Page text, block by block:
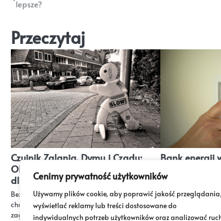
Cenimy prywatność użytkowników
Używamy plików cookie, aby poprawić jakość przeglądania,
wyświetlać reklamy lub treści dostosowane do
indywidualnych potrzeb użytkowników oraz analizować
wpisu
lepsze?
Przeczytaj
Czujnik Zalania, Dymu i Czadu:
Obowiązkowy zestaw czujników
dla bezpiecznego domu.
Bezpieczeństwo w domu to priorytet – w końcu
chodzi o Twoje zdrowie i życie, które mogą być
zagrożone przez nieprzewidziane…
Bank energii
magazyn
domową siecią.